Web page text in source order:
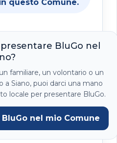
questo Comune.
BluGo nel
familiare, un volontario o un
a Siano, puoi darci una mano
locale per presentare BluGo.
nel mio Comune